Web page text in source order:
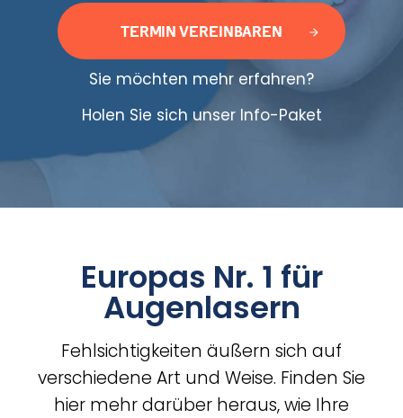
TERMIN VEREINBAREN
Sie möchten mehr erfahren?
Holen Sie sich unser Info-Paket
Europas Nr. 1 für
Augenlasern
Fehlsichtigkeiten äußern sich auf
verschiedene Art und Weise. Finden Sie
hier mehr darüber heraus, wie Ihre